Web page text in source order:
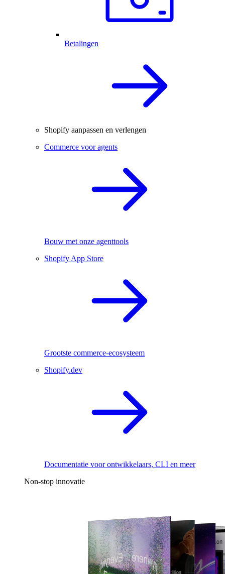
Betalingen
Shopify aanpassen en verlengen
Commerce voor agents
Bouw met onze agenttools
Shopify App Store
Grootste commerce-ecosysteem
Shopify.dev
Documentatie voor ontwikkelaars, CLI en meer
Non-stop innovatie